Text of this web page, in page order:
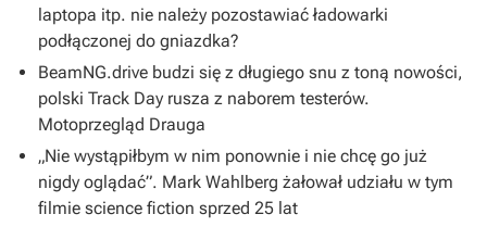
laptopa itp. nie należy pozostawiać ładowarki
podłączonej do gniazdka?
BeamNG.drive budzi się z długiego snu z toną nowości,
polski Track Day rusza z naborem testerów.
Motoprzegląd Drauga
„Nie wystąpiłbym w nim ponownie i nie chcę go już
nigdy oglądać”. Mark Wahlberg żałował udziału w tym
filmie science fiction sprzed 25 lat